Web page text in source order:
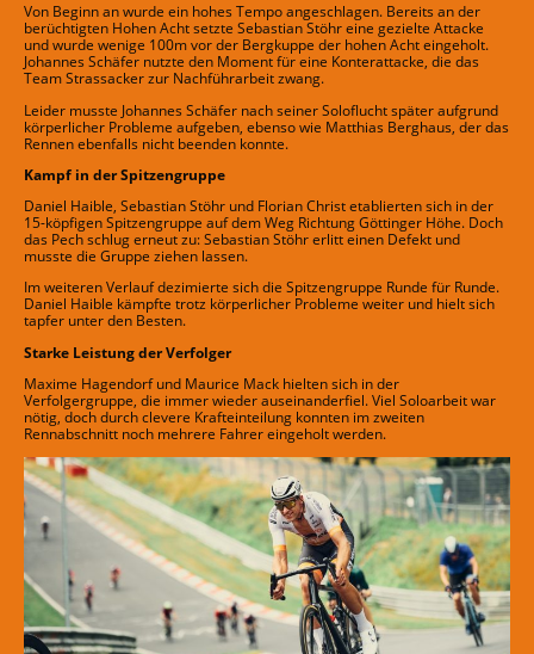
Von Beginn an wurde ein hohes Tempo angeschlagen. Bereits an der
berüchtigten Hohen Acht setzte Sebastian Stöhr eine gezielte Attacke
und wurde wenige 100m vor der Bergkuppe der hohen Acht eingeholt.
Johannes Schäfer nutzte den Moment für eine Konterattacke, die das
Team Strassacker zur Nachführarbeit zwang.
Leider musste Johannes Schäfer nach seiner Soloflucht später aufgrund
körperlicher Probleme aufgeben, ebenso wie Matthias Berghaus, der das
Rennen ebenfalls nicht beenden konnte.
Kampf in der Spitzengruppe
Daniel Haible, Sebastian Stöhr und Florian Christ etablierten sich in der
15-köpfigen Spitzengruppe auf dem Weg Richtung Göttinger Höhe. Doch
das Pech schlug erneut zu: Sebastian Stöhr erlitt einen Defekt und
musste die Gruppe ziehen lassen.
Im weiteren Verlauf dezimierte sich die Spitzengruppe Runde für Runde.
Daniel Haible kämpfte trotz körperlicher Probleme weiter und hielt sich
tapfer unter den Besten.
Starke Leistung der Verfolger
Maxime Hagendorf und Maurice Mack hielten sich in der
Verfolgergruppe, die immer wieder auseinanderfiel. Viel Soloarbeit war
nötig, doch durch clevere Krafteinteilung konnten im zweiten
Rennabschnitt noch mehrere Fahrer eingeholt werden.